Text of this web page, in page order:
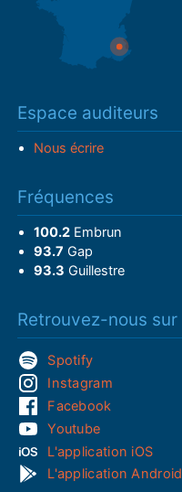
Espace auditeurs
Nous écrire
Fréquences
100.2Embrun
93.7 Gap
93.3 Guillestre
Retrouvez-nous sur
Spotify
Instagram
Facebook
Youtube
L'application iOS
L'application Android